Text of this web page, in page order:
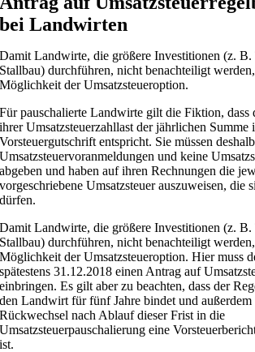
bei Landwirten
Damit Landwirte, die größere Investitionen (z. B.
Stallbau) durchführen, nicht benachteiligt
Möglichkeit der Umsatzsteueroption.
Für pauschalierte Landwirte gilt die Fiktion, dass
ihrer Umsatzsteuerzahllast der jährlichen Summe
Vorsteuergutschrift entspricht. Sie müssen
Umsatzsteuervoranmeldungen und keine
abgeben und haben auf ihren Rechnungen die
vorgeschriebene Umsatzsteuer auszuweisen, die
dürfen.
Damit Landwirte, die größere Investitionen (z. B.
Stallbau) durchführen, nicht benachteiligt
Möglichkeit der Umsatzsteueroption. Hier muss
spätestens 31.12.2018 einen Antrag auf
einbringen. Es gilt aber zu beachten, dass der
den Landwirt für fünf Jahre bindet und außerdem
Rückwechsel nach Ablauf dieser Frist in die
Umsatzsteuerpauschalierung eine
ist.